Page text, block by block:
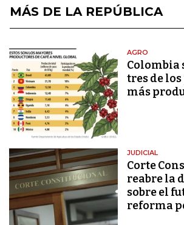
MÁS DE LA REPÚBLICA
AGRO
Colombia
tres de
más
JUDICIAL
Corte
reabre la
sobre el
reforma